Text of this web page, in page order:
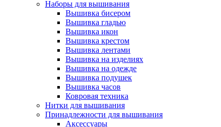
Наборы для вышивания
Вышивка бисером
Вышивка гладью
Вышивка икон
Вышивка крестом
Вышивка лентами
Вышивка на изделиях
Вышивка на одежде
Вышивка подушек
Вышивка часов
Ковровая техника
Нитки для вышивания
Принадлежности для вышивания
Аксессуары